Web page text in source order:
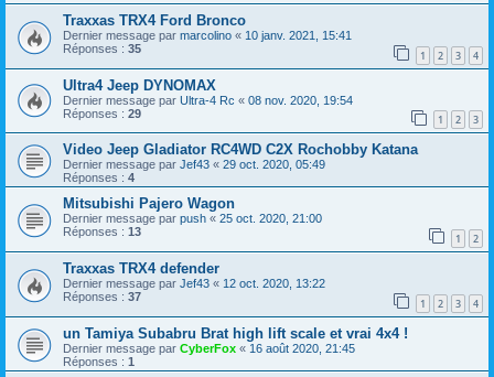
Traxxas TRX4 Ford Bronco
Dernier message par marcolino « 10 janv. 2021, 15:41
Réponses : 35 1 2 3 4
Ultra4 Jeep DYNOMAX
Dernier message par Ultra-4 Rc « 08 nov. 2020, 19:54
Réponses : 29 1 2 3
Video Jeep Gladiator RC4WD C2X Rochobby Katana
Dernier message par Jef43 « 29 oct. 2020, 05:49
Réponses : 4
Mitsubishi Pajero Wagon
Dernier message par push « 25 oct. 2020, 21:00
Réponses : 13 1 2
Traxxas TRX4 defender
Dernier message par Jef43 « 12 oct. 2020, 13:22
Réponses : 37 1 2 3 4
un Tamiya Subabru Brat high lift scale et vrai 4x4 !
Dernier message par CyberFox « 16 août 2020, 21:45
Réponses : 1